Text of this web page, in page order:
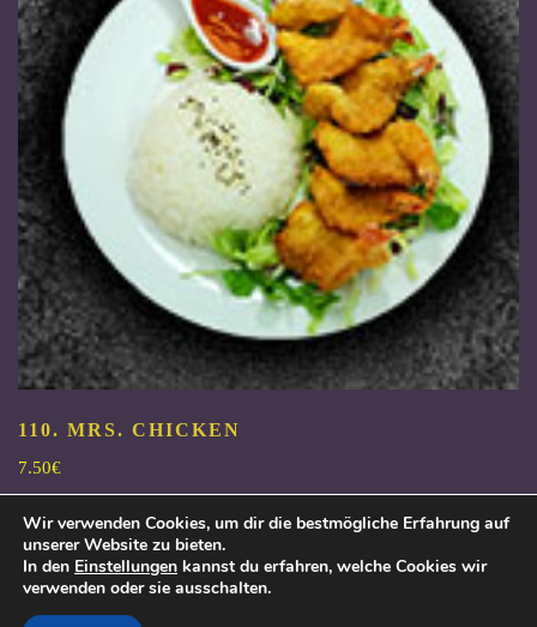
110. MRS. CHICKEN
7.50€
7.50 €
Add to wishlist
Wir verwenden Cookies, um dir die bestmögliche Erfahrung auf
unserer Website zu bieten.
In den Einstellungen kannst du erfahren, welche Cookies wir
verwenden oder sie ausschalten.